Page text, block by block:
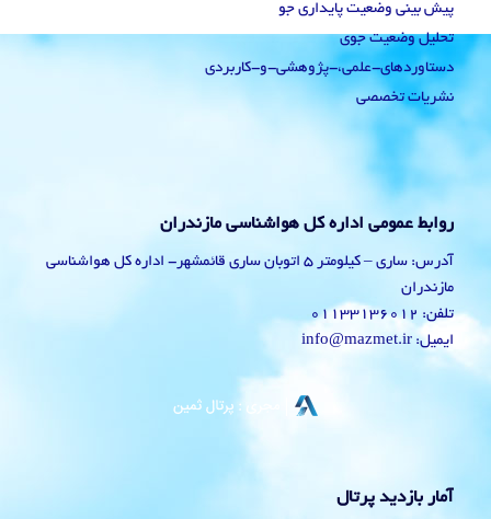
پیش بینی وضعیت پایداری جو
تحلیل وضعیت جوی
دستاوردهای-علمی،-پژوهشی-و-کاربردی
نشریات تخصصی
روابط عمومی اداره کل هواشناسی مازندران
آدرس: ساری – کیلومتر 5 اتوبان ساری قائمشهر- اداره کل هواشناسی
مازندران
تلفن: 01133136012
ایمیل: info@mazmet.ir
آمار بازدید پرتال